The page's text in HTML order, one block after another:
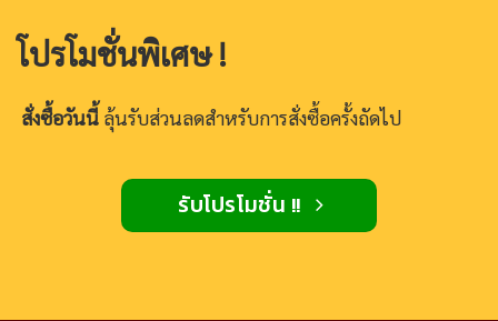
โปรโมชั่นพิเศษ !
สั่งซื้อวันนี้ ลุ้นรับส่วนลดสำหรับการสั่งซื้อครั้งถัดไป
รับโปรโมชั่น !!